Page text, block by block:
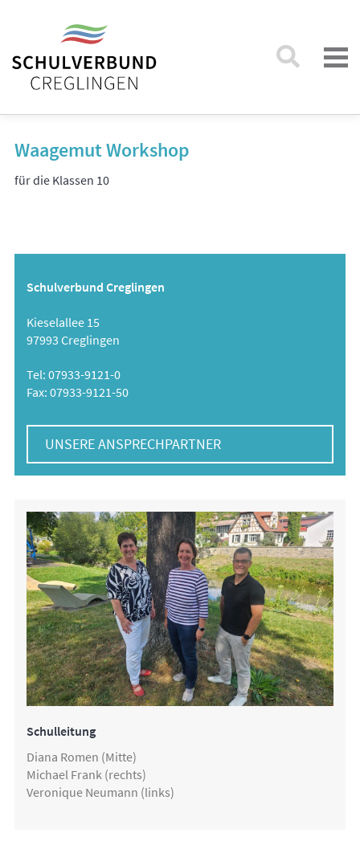
Waagemut Workshop
für die Klassen 10
Schulverbund Creglingen
Kieselallee 15
97993 Creglingen
Tel: 07933-9121-0
Fax: 07933-9121-50
UNSERE ANSPRECHPARTNER
Schulleitung
Diana Romen (Mitte)
Michael Frank (rechts)
Veronique Neumann (links)